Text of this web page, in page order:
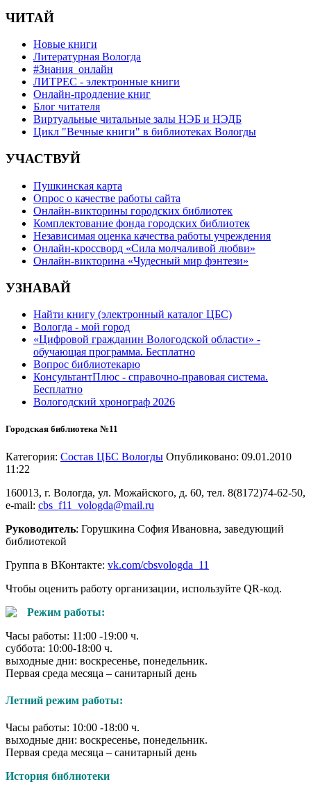
ЧИТАЙ
Новые книги
Литературная Вологда
#Знания_онлайн
ЛИТРЕС - электронные книги
Онлайн-продление книг
Блог читателя
Виртуальные читальные залы НЭБ и НЭДБ
Цикл "Вечные книги" в библиотеках Вологды
УЧАСТВУЙ
Пушкинская карта
Опрос о качестве работы сайта
Онлайн-викторины городских библиотек
Комплектование фонда городских библиотек
Независимая оценка качества работы учреждения
Онлайн-кроссворд «Сила молчаливой любви»
Онлайн-викторина «Чудесный мир фэнтези»
УЗНАВАЙ
Найти книгу (электронный каталог ЦБС)
Вологда - мой город
«Цифровой гражданин Вологодской области» -
обучающая программа. Бесплатно
Вопрос библиотекарю
КонсультантПлюс - справочно-правовая система.
Бесплатно
Вологодский хронограф 2026
Городская библиотека №11
Категория: Состав ЦБС Вологды Опубликовано: 09.01.2010
11:22
160013, г. Вологда, ул. Можайского, д. 60, тел. 8(8172)74-62-50,
e-mail: cbs_f11_vologda@mail.ru
Руководитель: Горушкина София Ивановна, заведующий
библиотекой
Группа в ВКонтакте: vk.com/cbsvologda_11
Чтобы оценить работу организации, используйте QR-код.
Режим работы:
Часы работы: 11:00 -19:00 ч.
суббота: 10:00-18:00 ч.
выходные дни: воскресенье, понедельник.
Первая среда месяца – санитарный день
Летний режим работы:
Часы работы: 10:00 -18:00 ч.
выходные дни: воскресенье, понедельник.
Первая среда месяца – санитарный день
История библиотеки